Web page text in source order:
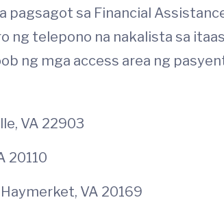
pagsagot sa Financial
ng telepono na nakalista sa
ng mga access area ng
VA 22903
20110
VA 20169